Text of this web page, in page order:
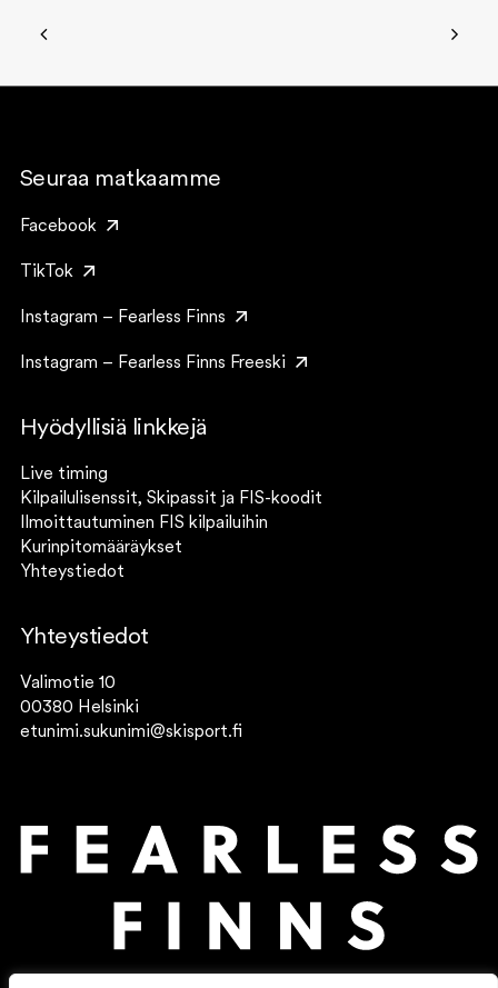
Seuraa matkaamme
Facebook
TikTok
Instagram – Fearless Finns
Instagram – Fearless Finns Freeski
Hyödyllisiä linkkejä
Live timing
Kilpailulisenssit, Skipassit ja FIS-koodit
Ilmoittautuminen FIS kilpailuihin
Kurinpitomääräykset
Yhteystiedot
Yhteystiedot
Valimotie 10
00380 Helsinki
etunimi.sukunimi@skisport.fi